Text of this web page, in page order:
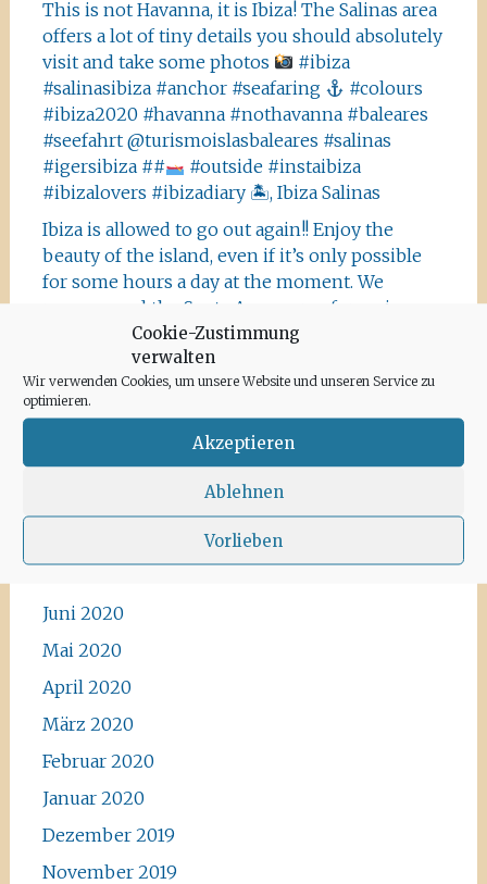
Cookie-Zustimmung
verwalten
Wir verwenden Cookies, um unsere Website und unseren Service zu
optimieren.
Akzeptieren
Ablehnen
Vorlieben
This is not Havanna, it is Ibiza! The Salinas area
offers a lot of tiny details you should absolutely
visit and take some photos
#ibiza
#salinasibiza #anchor #seafaring
#colours
#ibiza2020 #havanna #nothavanna #baleares
#seefahrt @turismoislasbaleares #salinas
#igersibiza ##
#outside #instaibiza
#ibizalovers #ibizadiary 🏝, Ibiza Salinas
Ibiza is allowed to go out again!! Enjoy the
beauty of the island, even if it’s only possible
for some hours a day at the moment. We
recommend the Santa Agnes area for a nice
Corona-walk
#ibiza #lockdown #freeagain
#instawalk #ibizanature #ibiza2020 #spain
#green #road #outside #santaagnea #nature
#enjoylife #ibizadiary, Santa Agnès de Corona
Archiv
Juni 2020
Mai 2020
April 2020
März 2020
Februar 2020
Januar 2020
Dezember 2019
November 2019